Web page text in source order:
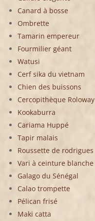
Canard à bosse
Ombrette
Tamarin empereur
Fourmilier géant
Watusi
Cerf sika du vietnam
Chien des buissons
Cercopithèque Roloway
Kookaburra
Cariama Huppé
Tapir malais
Roussette de rodrigues
Vari à ceinture blanche
Galago du Sénégal
Calao trompette
Pélican frisé
Maki catta